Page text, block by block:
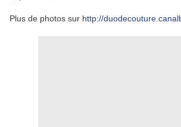
Plus de photos sur http://